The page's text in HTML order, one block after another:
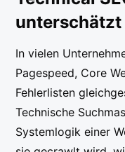
unterschätzt
In vielen
Pagespeed, Core
Fehlerlisten
Technische
Systemlogik einer